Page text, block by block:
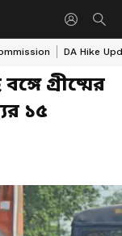
DA Hike
গ্রীষ্মের
১৫